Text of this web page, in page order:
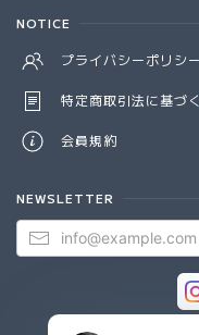
NOTICE
プライバシーポリシー
特定商取引法に基づ
会員規約
NEWSLETTER